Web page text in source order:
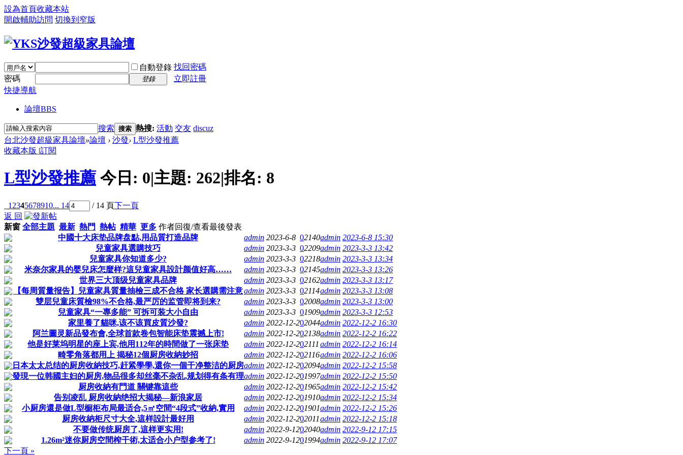
設為首頁收藏本站
開啟輔助訪問 切換到窄版
自動登錄 找回密碼
密碼
登錄
立即註冊
快捷導航
論壇BBS
搜索 搜索 熱搜: 活動 交友 discuz
台北沙發超級家具論壇»論壇 › 沙發› L型沙發推薦
收藏本版 |訂閱
L型沙發推薦 今日: 0|主題: 262|排名: 8
1 2345678910... 14 / 14 頁下一頁
返 回
新窗 全部主題 最新 熱門 熱帖 精華 更多 作者回復/查看最後發表
中國十大床垫品牌盘點,用品質打造品牌
admin 2023-6-8 02140admin 2023-6-8 15:30
兒童家具選購技巧
admin 2023-3-3 02209admin 2023-3-3 13:42
兒童家具你知道多少?
admin 2023-3-3 02218admin 2023-3-3 13:34
米奈尔家具的婴兒床怎麼样?這兒童家具設計颜值好高……
admin 2023-3-3 02145admin 2023-3-3 13:26
世界三大顶级兒童家具品牌
admin 2023-3-3 02162admin 2023-3-3 13:17
【每周質量报告】兒童家具質量抽檢三成不合格 家长選購需注意admin 2023-3-3 02114admin 2023-3-3 13:08
雙层兒童床質檢98%不合格,最严厉的监管即将到来?
admin 2023-3-3 02008admin 2023-3-3 13:00
兒童家具“一專多能” 可拆可装大小自由
admin 2023-3-3 01909admin 2023-3-3 12:53
家里養了貓咪,该不该買皮質沙發?
admin 2022-12-202044admin 2022-12-2 16:30
阿兰圖灵新品發布會,全球首款卷包智能床垫震撼上市!
admin 2022-12-202138admin 2022-12-2 16:22
他是好莱坞明星的座上宾,他用112年的時間做了一张床垫
admin 2022-12-202111 admin 2022-12-2 16:14
畸零角落都用上 揭秘12個厨房收納妙招
admin 2022-12-202116admin 2022-12-2 16:06
日本太太总结的厨房收納技巧,赶紧學學,還你一個干净整洁的厨房admin 2022-12-202094admin 2022-12-2 15:58
發現一位韩國主妇的厨房,物品很多却丝毫不杂乱,规划得有条有理admin 2022-12-201997admin 2022-12-2 15:50
厨房收納有門道 關键靠這些
admin 2022-12-201965admin 2022-12-2 15:42
告别凌乱 厨房收納绝招大揭秘—新浪家居
admin 2022-12-201910admin 2022-12-2 15:34
小厨房還是做L型橱柜布局最适合,5㎡空間“4段式”收納,實用
admin 2022-12-201901admin 2022-12-2 15:26
厨房收納柜尺寸大全,這样設計最好用
admin 2022-12-202011admin 2022-12-2 15:18
不要做传统厨房了,這样更实用!
admin 2022-9-1202040admin 2022-9-12 17:15
1.26m²迷你厨房空間榨干術,太适合小户型参考了!
admin 2022-9-1201994admin 2022-9-12 17:07
下一頁 »